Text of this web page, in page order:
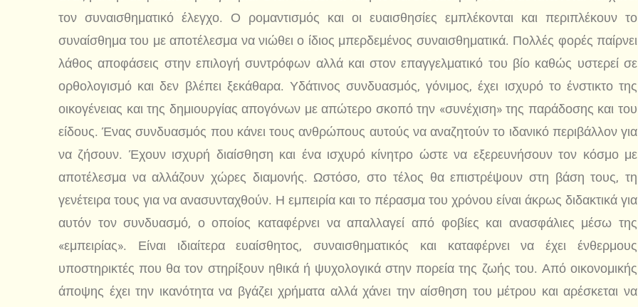
τον συναισθηματικό έλεγχο. Ο ρομαντισμός και οι ευαισθησίες εμπλέκονται και περιπλέκουν το
συναίσθημα του με αποτέλεσμα να νιώθει ο ίδιος μπερδεμένος συναισθηματικά. Πολλές φορές παίρνει
λάθος αποφάσεις στην επιλογή συντρόφων αλλά και στον επαγγελματικό του βίο καθώς υστερεί σε
ορθολογισμό και δεν βλέπει ξεκάθαρα. Υδάτινος συνδυασμός, γόνιμος, έχει ισχυρό το ένστικτο της
οικογένειας και της δημιουργίας απογόνων με απώτερο σκοπό την «συνέχιση» της παράδοσης και του
είδους. Ένας συνδυασμός που κάνει τους ανθρώπους αυτούς να αναζητούν το ιδανικό περιβάλλον για
να ζήσουν. Έχουν ισχυρή διαίσθηση και ένα ισχυρό κίνητρο ώστε να εξερευνήσουν τον κόσμο με
αποτέλεσμα να αλλάζουν χώρες διαμονής. Ωστόσο, στο τέλος θα επιστρέψουν στη βάση τους, τη
γενέτειρα τους για να ανασυνταχθούν. Η εμπειρία και το πέρασμα του χρόνου είναι άκρως διδακτικά για
αυτόν τον συνδυασμό, ο οποίος καταφέρνει να απαλλαγεί από φοβίες και ανασφάλιες μέσω της
«εμπειρίας». Είναι ιδιαίτερα ευαίσθητος, συναισθηματικός και καταφέρνει να έχει ένθερμους
υποστηρικτές που θα τον στηρίξουν ηθικά ή ψυχολογικά στην πορεία της ζωής του. Από οικονομικής
άποψης έχει την ικανότητα να βγάζει χρήματα αλλά χάνει την αίσθηση του μέτρου και αρέσκεται να